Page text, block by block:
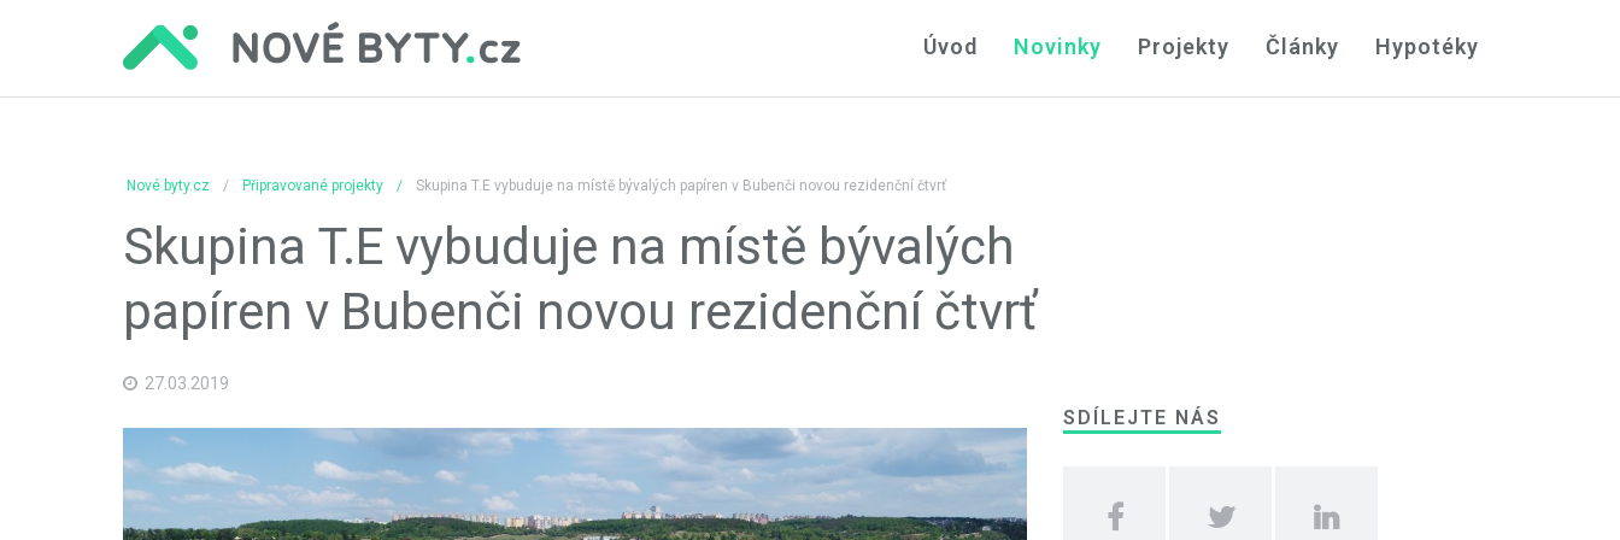
Úvod Novinky Projekty Články Hypotéky
Nové byty.cz Připravované projekty Skupina T.E vybuduje na místě bývalých papíren v Bubenči novou rezidenční čtvrť
Skupina T.E vybuduje na místě bývalých
papíren v Bubenči novou rezidenční čtvrť
27.03.2019
SDÍLEJTE NÁS